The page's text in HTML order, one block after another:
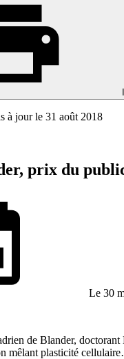
à jour le 31 août 2018
prix du
Le 30
de Blander,
mêlant plasticité